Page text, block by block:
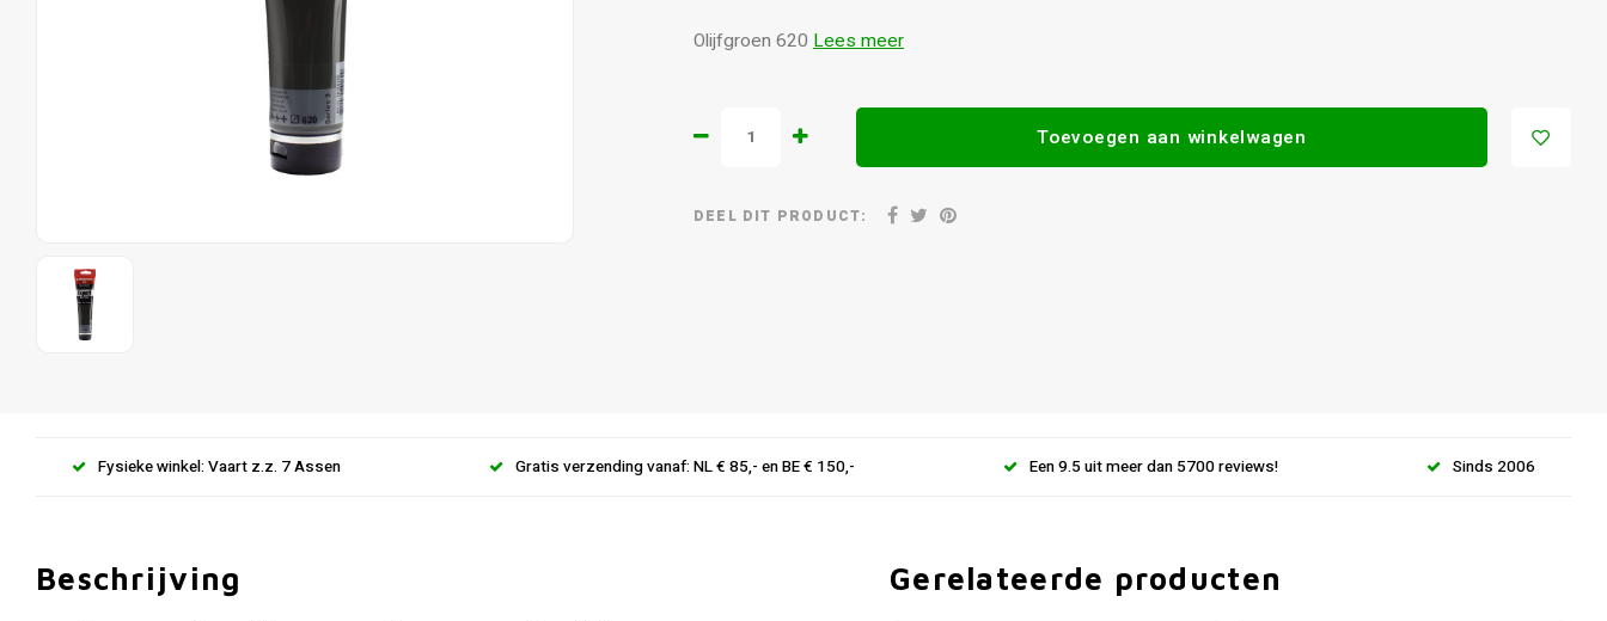
Olijfgroen 620 Lees meer
Toevoegen aan winkelwagen
DEEL DIT PRODUCT:
Fysieke winkel: Vaart z.z. 7 Assen Gratis verzending vanaf: NL € 85,- en BE € 150,- Een 9.5 uit meer dan 5700 reviews! Sinds 2006
Beschrijving Gerelateerde producten